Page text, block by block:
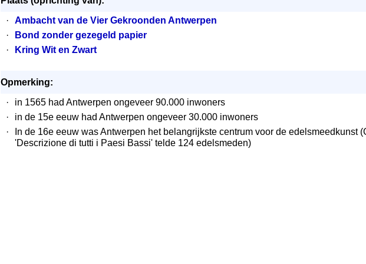
·
Ambacht van de Vier Gekroonden Antwerpen
·
Bond zonder gezegeld papier
·
Kring Wit en Zwart
Opmerking:
·
in 1565 had Antwerpen ongeveer 90.000 inwoners
·
in de 15e eeuw had Antwerpen ongeveer 30.000 inwoners
·
In de 16e eeuw was Antwerpen het belangrijkste centrum voor de edelsmeedkunst
'Descrizione di tutti i Paesi Bassi' telde 124 edelsmeden)